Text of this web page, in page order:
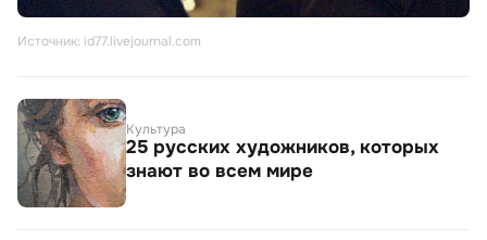
Источник: id77.livejournal.com
Культура
25 русских художников, которых
знают во всем мире